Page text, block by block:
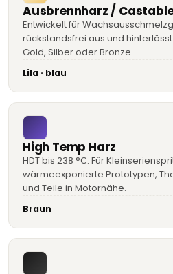
Ausbrennharz /
Entwickelt für
rückstandsfrei aus und
Gold, Silber oder Bronze.
Lila · blau
High Temp Harz
HDT bis 238 °C. Für
wärmeexponierte Prototypen,
und Teile in Motornähe.
Braun